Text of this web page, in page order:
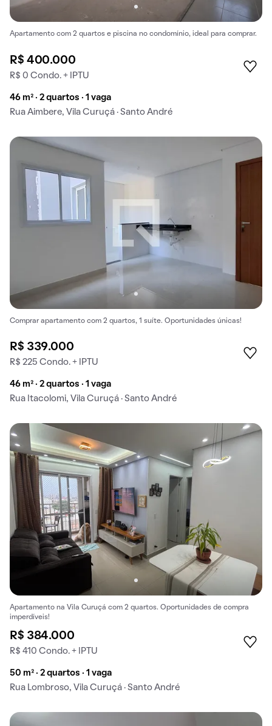
Apartamento com 2 quartos e piscina no condomínio, ideal para comprar.
R$ 400.000
R$ 0 Condo. + IPTU
46 m² · 2 quartos · 1 vaga
Rua Aimbere, Vila Curuçá · Santo André
Comprar apartamento com 2 quartos, 1 suíte. Oportunidades únicas!
R$ 339.000
R$ 225 Condo. + IPTU
46 m² · 2 quartos · 1 vaga
Rua Itacolomi, Vila Curuçá · Santo André
Apartamento na Vila Curuçá com 2 quartos. Oportunidades de compra
imperdíveis!
R$ 384.000
R$ 410 Condo. + IPTU
50 m² · 2 quartos · 1 vaga
Rua Lombroso, Vila Curuçá · Santo André